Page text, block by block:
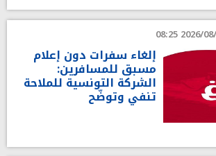
2026/08/08
إلغاء سفرات دون إعلام
مسبق للمسافرين:
الشركة التونسية للملاحة
تنفي وتوضّح